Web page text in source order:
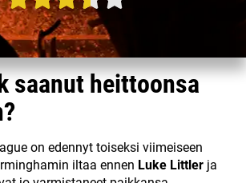
saanut heittoonsa
on edennyt toiseksi viimeiseen
iltaa ennen Luke Littler ja